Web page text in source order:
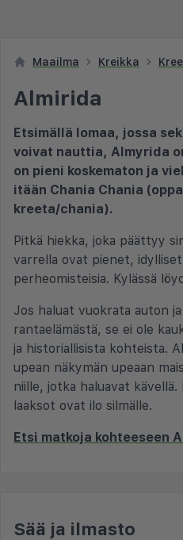
Maailma Kreikka
Almirida
Etsimällä lomaa, jossa
voivat nauttia, Almyrida
on pieni koskematon ja
itään Chania Chania
kreeta/chania).
Pitkä hiekka, joka päättyy
varrella ovat pienet,
perheomisteisia. Kylässä
Jos haluat vuokrata auton
rantaelämästä, se ei ole
ja historiallisista kohteista.
upean näkymän upeaan
niille, jotka haluavat kävellä.
laaksot ovat ilo silmälle.
Etsi matkoja kohteeseen
Sää ja ilmasto